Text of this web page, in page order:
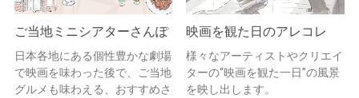
ご当地ミニシアターさんぽ
日本各地にある個性豊かな劇場
で映画を味わった後で、ご当地
グルメも味わえる、おすすめさ
映画を観た日のアレコレ
様々なアーティストやクリエイ
ターの“映画を観た一日”の風景
を映し出します。